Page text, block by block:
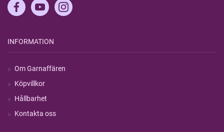
INFORMATION
Om Garnaffären
Köpvillkor
Hållbarhet
Kontakta oss